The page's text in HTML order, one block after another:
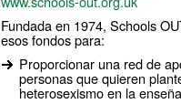
Fundada en 1974, Schools
esos fondos para:
Proporcionar una red de
personas que quieren
heterosexismo en la